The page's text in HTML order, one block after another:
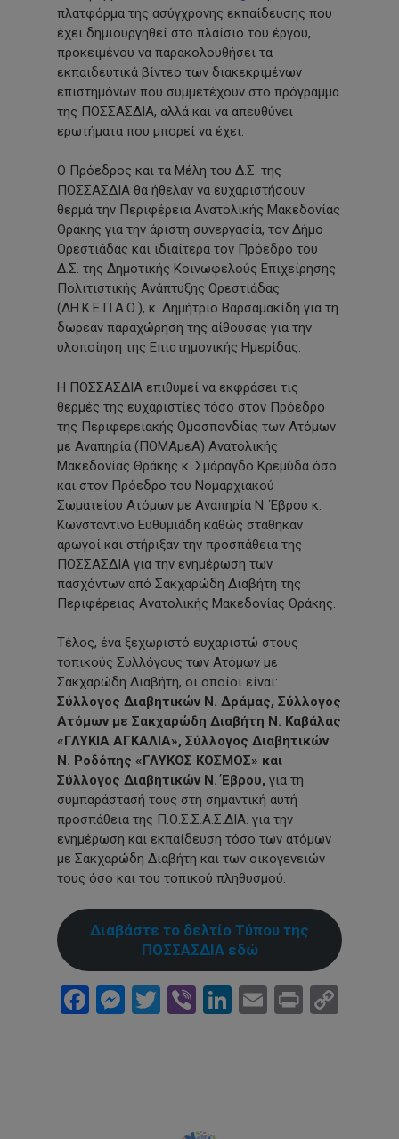
πλατφόρμα της ασύγχρονης εκπαίδευσης που
έχει δημιουργηθεί στο πλαίσιο του έργου,
προκειμένου να παρακολουθήσει τα
εκπαιδευτικά βίντεο των διακεκριμένων
επιστημόνων που συμμετέχουν στο πρόγραμμα
της ΠΟΣΣΑΣΔΙΑ, αλλά και να απευθύνει
ερωτήματα που μπορεί να έχει.
Ο Πρόεδρος και τα Μέλη του Δ.Σ. της
ΠΟΣΣΑΣΔΙΑ θα ήθελαν να ευχαριστήσουν
θερμά την Περιφέρεια Ανατολικής Μακεδονίας
Θράκης για την άριστη συνεργασία, τον Δήμο
Ορεστιάδας και ιδιαίτερα τον Πρόεδρο του
Δ.Σ. της Δημοτικής Κοινωφελούς Επιχείρησης
Πολιτιστικής Ανάπτυξης Ορεστιάδας
(ΔΗ.Κ.Ε.Π.Α.Ο.), κ. Δημήτριο Βαρσαμακίδη για τη
δωρεάν παραχώρηση της αίθουσας για την
υλοποίηση της Επιστημονικής Ημερίδας.
Η ΠΟΣΣΑΣΔΙΑ επιθυμεί να εκφράσει τις
θερμές της ευχαριστίες τόσο στον Πρόεδρο
της Περιφερειακής Ομοσπονδίας των Ατόμων
με Αναπηρία (ΠΟΜΑμεΑ) Ανατολικής
Μακεδονίας Θράκης κ. Σμάραγδο Κρεμύδα όσο
και στον Πρόεδρο του Νομαρχιακού
Σωματείου Ατόμων με Αναπηρία Ν. Έβρου κ.
Κωνσταντίνο Ευθυμιάδη καθώς στάθηκαν
αρωγοί και στήριξαν την προσπάθεια της
ΠΟΣΣΑΣΔΙΑ για την ενημέρωση των
πασχόντων από Σακχαρώδη Διαβήτη της
Περιφέρειας Ανατολικής Μακεδονίας Θράκης.
Τέλος, ένα ξεχωριστό ευχαριστώ στους
τοπικούς Συλλόγους των Ατόμων με
Σακχαρώδη Διαβήτη, οι οποίοι είναι:
Σύλλογος Διαβητικών Ν. Δράμας, Σύλλογος
Ατόμων με Σακχαρώδη Διαβήτη Ν. Καβάλας
«ΓΛΥΚΙΑ ΑΓΚΑΛΙΑ», Σύλλογος Διαβητικών
Ν. Ροδόπης «ΓΛΥΚΟΣ ΚΟΣΜΟΣ» και
Σύλλογος Διαβητικών Ν. Έβρου, για τη
συμπαράστασή τους στη σημαντική αυτή
προσπάθεια της Π.Ο.Σ.Σ.Α.Σ.ΔΙΑ. για την
ενημέρωση και εκπαίδευση τόσο των ατόμων
με Σακχαρώδη Διαβήτη και των οικογενειών
τους όσο και του τοπικού πληθυσμού.
Διαβάστε το δελτίο Τύπου της
ΠΟΣΣΑΣΔΙΑ εδώ
Facebook
Messenger
Twitter
ViberLinkedIn
Email
Print